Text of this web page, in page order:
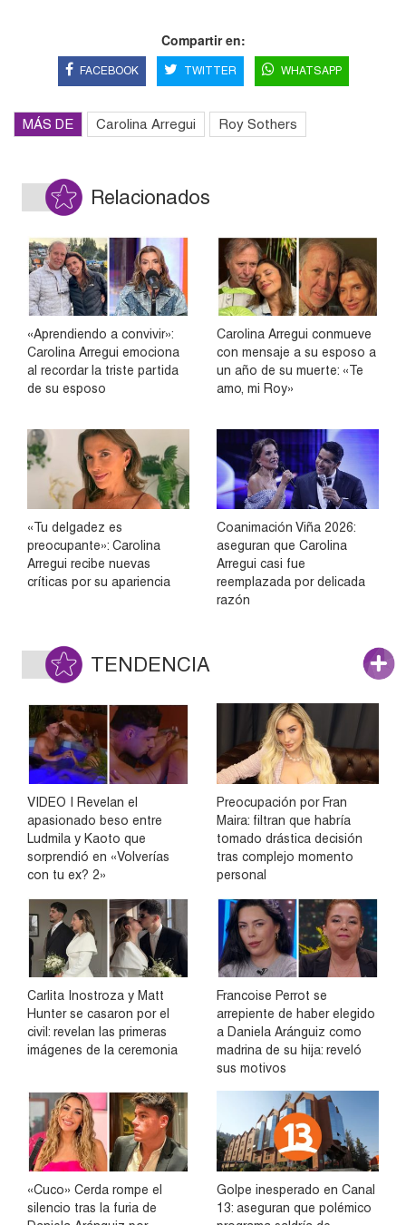
Compartir en:
FACEBOOK TWITTER WHATSAPP
MÁS DE Carolina Arregui Roy Sothers
Relacionados
«Aprendiendo a convivir»:
Carolina Arregui emociona
al recordar la triste partida
de su esposo
Carolina Arregui conmueve
con mensaje a su esposo a
un año de su muerte: «Te
amo, mi Roy»
«Tu delgadez es
preocupante»: Carolina
Arregui recibe nuevas
críticas por su apariencia
Coanimación Viña 2026:
aseguran que Carolina
Arregui casi fue
reemplazada por delicada
razón
TENDENCIA
VIDEO | Revelan el
apasionado beso entre
Ludmila y Kaoto que
sorprendió en «Volverías
con tu ex? 2»
Preocupación por Fran
Maira: filtran que habría
tomado drástica decisión
tras complejo momento
personal
Carlita Inostroza y Matt
Hunter se casaron por el
civil: revelan las primeras
imágenes de la ceremonia
Francoise Perrot se
arrepiente de haber elegido
a Daniela Aránguiz como
madrina de su hija: reveló
sus motivos
«Cuco» Cerda rompe el
silencio tras la furia de
Golpe inesperado en Canal
13: aseguran que polémico